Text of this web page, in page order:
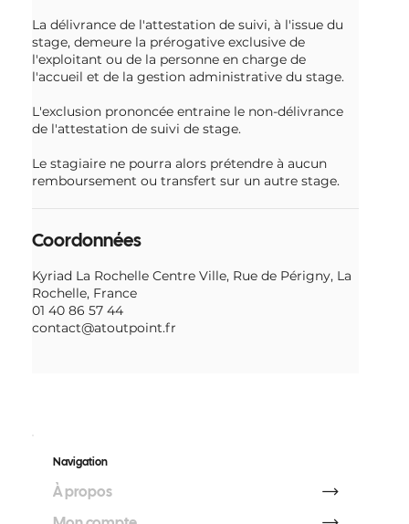
La délivrance de l'attestation de suivi, à l'issue du
stage, demeure la prérogative exclusive de
l'exploitant ou de la personne en charge de
l'accueil et de la gestion administrative du stage.
L'exclusion prononcée entraine le non-délivrance
de l'attestation de suivi de stage.
Le stagiaire ne pourra alors prétendre à aucun
remboursement ou transfert sur un autre stage.
Coordonnées
Kyriad La Rochelle Centre Ville, Rue de Périgny, La
Rochelle, France
01 40 86 57 44
contact@atoutpoint.fr
Navigation
À propos